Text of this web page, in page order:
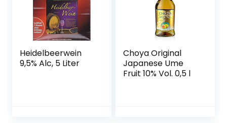
Heidelbeerwein
9,5% Alc, 5 Liter
Choya Original
Japanese Ume
Fruit 10% Vol. 0,5 l